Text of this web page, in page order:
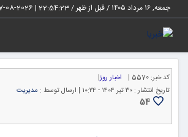
جمعه, ۱۶ مرداد ۱۴۰۵ / قبل از ظهر / 22:54:23
|
2026-08-07
کد خبر: 5570 | اخبار روز|
تاریخ انتشار : ۳۰ تیر ۱۴۰۴ - ۱۰:۲۴ | ارسال توسط : مدیریت
54